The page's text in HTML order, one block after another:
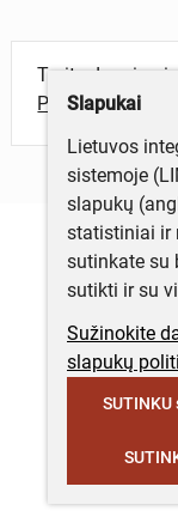
Turite daugiau
Parašykite mums!
Slapukai
Lietuvos
sistemoje
slapukų
statistiniai ir
sutinkate su
sutikti ir su
Sužinokite
slapukų